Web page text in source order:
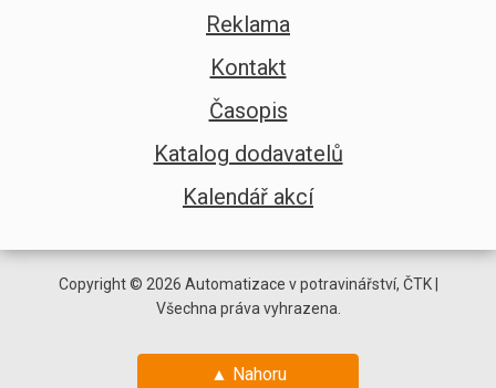
Reklama
Kontakt
Časopis
Katalog dodavatelů
Kalendář akcí
Copyright © 2026 Automatizace v potravinářství, ČTK |
Všechna práva vyhrazena.
▲ Nahoru